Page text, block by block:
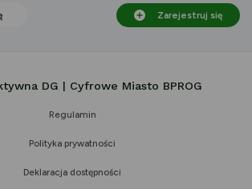
Zarejestruj się
DG | Cyfrowe Miasto BPROG
Regulamin
Polityka prywatności
Deklaracja dostępności